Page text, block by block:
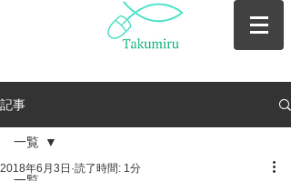
記事
一覧
2018年6月3日 読了時間: 1分